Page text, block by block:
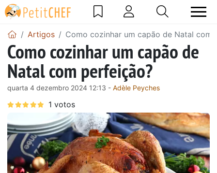
Artigos Como cozinhar um capão de Natal com
Como cozinhar um capão de
Natal com perfeição?
quarta 4 dezembro 2024 12:13 - Adèle Peyches